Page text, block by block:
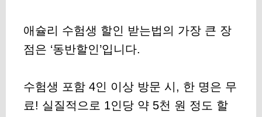
애슐리 수험생 할인 받는법의 가장 큰 장
점은 ‘동반할인’입니다.
수험생 포함 4인 이상 방문 시, 한 명은 무
료! 실질적으로 1인당 약 5천 원 정도 할